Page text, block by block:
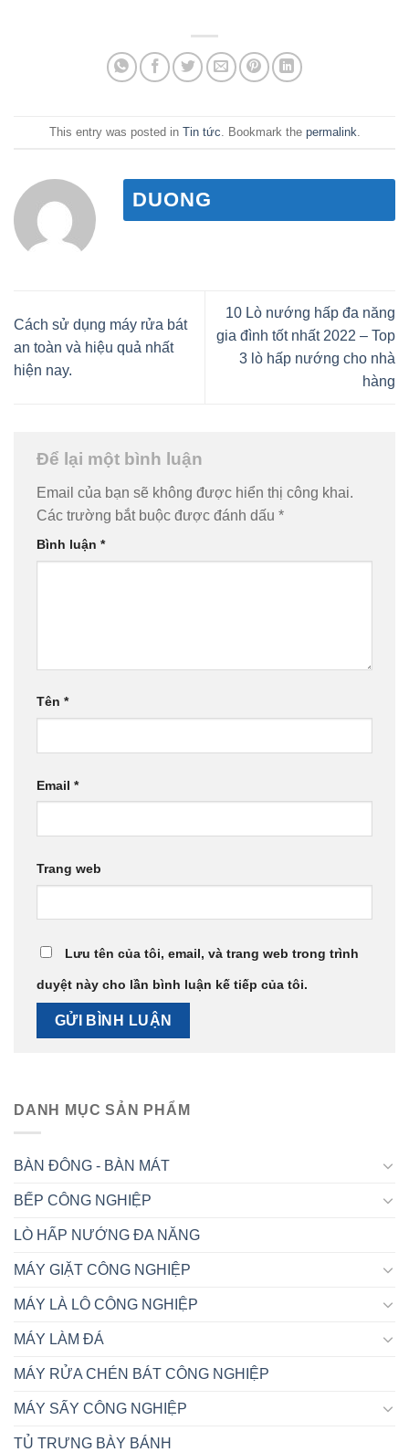
This entry was posted in Tin tức . Bookmark the permalink
DUONG
Cách sử dụng máy rửa bát
an toàn và hiệu quả nhất
hiện nay.
10 Lò nướng hấp đa năng
gia đình tốt nhất 2022 – Top
3 lò hấp nướng cho nhà
hàng
Để lại một bình luận
Email của bạn sẽ không được hiển thị công khai.
Các trường bắt buộc được đánh dấu *
Bình luận *
Tên *
Email *
Trang web
Lưu tên của tôi, email, và trang web trong trình
duyệt này cho lần bình luận kế tiếp của tôi.
DANH MỤC SẢN PHẨM
BÀN ĐÔNG - BÀN MÁT
BẾP CÔNG NGHIỆP
LÒ HẤP NƯỚNG ĐA NĂNG
MÁY GIẶT CÔNG NGHIỆP
MÁY LÀ LÔ CÔNG NGHIỆP
MÁY LÀM ĐÁ
MÁY RỬA CHÉN BÁT CÔNG NGHIỆP
MÁY SẤY CÔNG NGHIỆP
TỦ TRƯNG BÀY BÁNH